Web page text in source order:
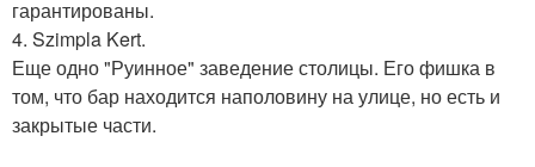
гарантированы.
4. Szimpla Kert.
Еще одно "Руинное" заведение столицы. Его фишка в
том, что бар находится наполовину на улице, но есть и
закрытые части.